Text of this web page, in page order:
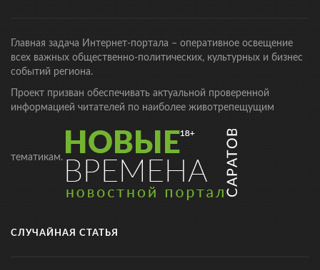
Главная задача Интернет-портала – оперативное освещение
всех важных общественно-политических, культурных и бизнес
событий региона.
Проект призван обеспечивать актуальной проверенной
информацией читателей по наиболее животрепещущим
тематикам.
СЛУЧАЙНАЯ СТАТЬЯ